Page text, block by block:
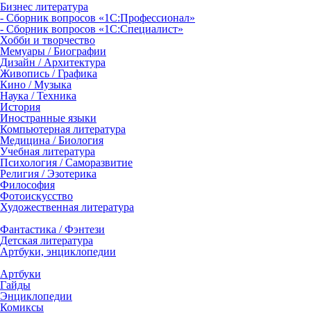
Бизнес литература
- Сборник вопросов «1С:Профессионал»
- Сборник вопросов «1С:Специалист»
Хобби и творчество
Мемуары / Биографии
Дизайн / Архитектура
Живопись / Графика
Кино / Музыка
Наука / Техника
История
Иностранные языки
Компьютерная литература
Медицина / Биология
Учебная литература
Психология / Саморазвитие
Религия / Эзотерика
Философия
Фотоискусство
Художественная литература
Фантастика / Фэнтези
Детская литература
Артбуки, энциклопедии
Артбуки
Гайды
Энциклопедии
Комиксы